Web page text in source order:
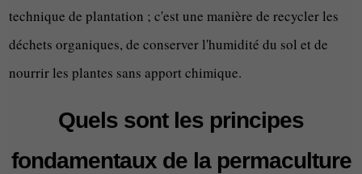
technique de plantation ; c'est une manière de recycler les
déchets organiques, de conserver l'humidité du sol et de
nourrir les plantes sans apport chimique.
Quels sont les principes
fondamentaux de la permaculture